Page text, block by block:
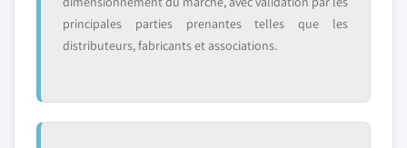
principales parties prenantes telles que les
distributeurs, fabricants et associations.